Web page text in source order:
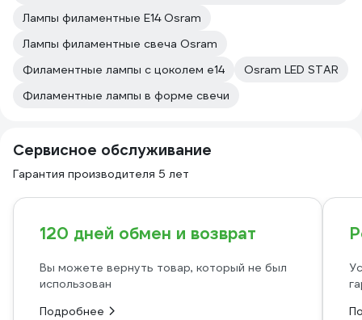
Лампы филаментные E14 Osram
Лампы филаментные свеча Osram
Филаментные лампы с цоколем e14
Osram LED STAR
Филаментные лампы в форме свечи
Сервисное обслуживание
Гарантия производителя 5 лет
120 дней обмен и возврат
Вы можете вернуть товар, который не был
использован
Подробнее